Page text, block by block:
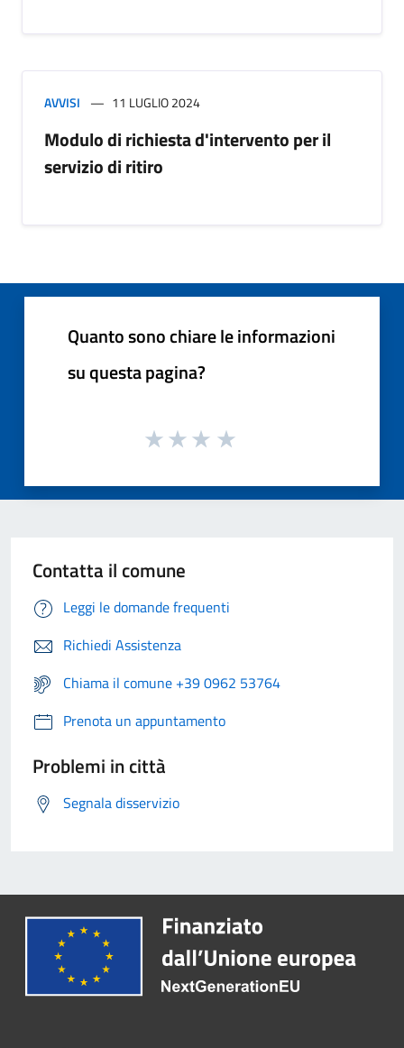
AVVISI 11 LUGLIO 2024
Modulo di richiesta d'intervento per il
servizio di ritiro
Quanto sono chiare le informazioni
su questa pagina?
Contatta il comune
Leggi le domande frequenti
Richiedi Assistenza
Chiama il comune +39 0962 53764
Prenota un appuntamento
Problemi in città
Segnala disservizio